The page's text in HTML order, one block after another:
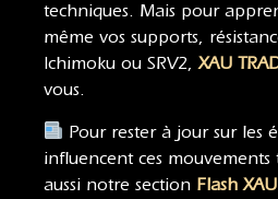
techniques. Mais pour
même vos supports,
Ichimoku ou SRV2,XAU
vous.
Pour rester à jour sur les
influencent ces
aussi notre section Flash XAU